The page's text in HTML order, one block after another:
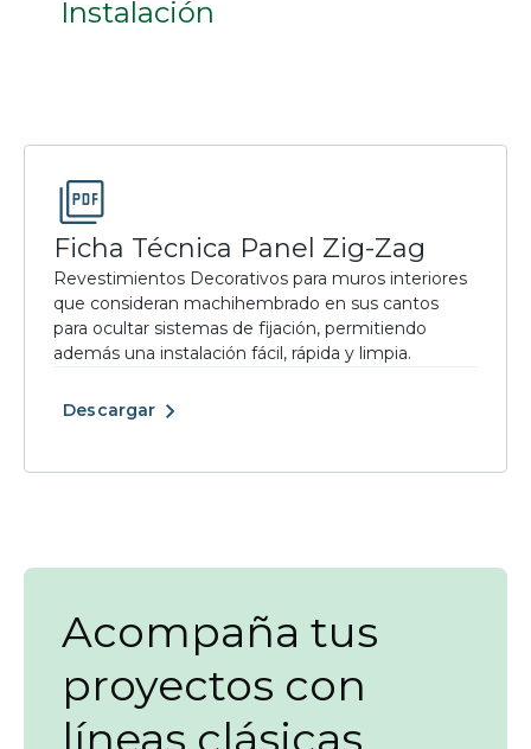
Instalación
Ficha Técnica Panel Zig-Zag
Revestimientos Decorativos para muros interiores
que consideran machihembrado en sus cantos
para ocultar sistemas de fijación, permitiendo
además una instalación fácil, rápida y limpia.
Descargar
Acompaña tus
proyectos con